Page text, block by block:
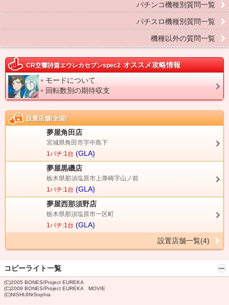
パチンコ機種別質問一覧
パチスロ機種別質問一覧
機種以外の質問一覧
CR交響詩篇エウレカセブンspec2 オススメ攻略情報
モードについて
回転数別の期待収支
設置店舗(全国)
夢屋角田店
宮城県角田市字中島下
1パチ:1台 (GLA)
夢屋黒磯店
栃木県那須塩原市上厚崎字山ノ前
1パチ:1台 (GLA)
夢屋西那須野店
栃木県那須塩原市一区町
1パチ:1台 (GLA)
設置店舗一覧(4)
コピーライト一覧
(C)2005 BONES/Project EUREKA
(C)2009 BONES/Project EUREKA MOVIE
(C)NISHIJIN/Sophia